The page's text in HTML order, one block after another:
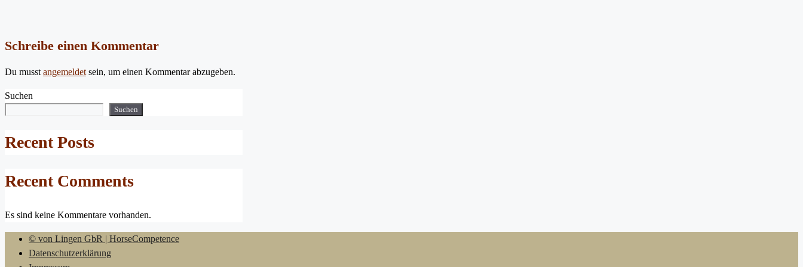
Schreibe einen Kommentar
Du musst angemeldet sein, um einen Kommentar abzugeben.
Suchen
Suchen
Recent Posts
Recent Comments
Es sind keine Kommentare vorhanden.
© von Lingen GbR | HorseCompetence
Datenschutzerklärung